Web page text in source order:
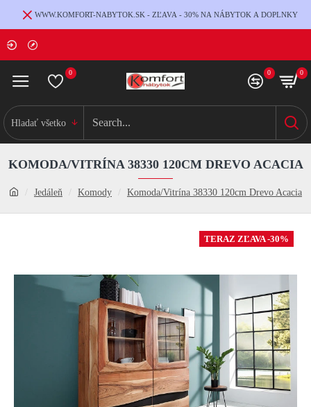
WWW.KOMFORT-NABYTOK.SK - ZĽAVA - 30% NA NÁBYTOK A DOPLNKY
0 0 0
Hladať všetko
Jedáleň Komody Komoda/Vitrína 38330 120cm Drevo Acacia
KOMODA/VITRÍNA 38330 120CM DREVO ACACIA
TERAZ ZĽAVA -30%